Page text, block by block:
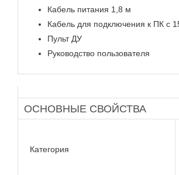
Кабель питания 1,8 м
Кабель для подключения к ПК с
Пульт ДУ
Руководство пользователя
ОСНОВНЫЕ СВОЙСТВА
Категория